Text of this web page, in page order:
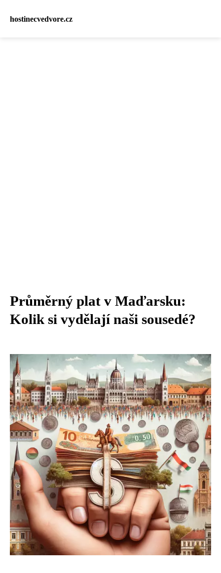
hostinecvedvore.cz
Průměrný plat v Maďarsku:
Kolik si vydělají naši sousedé?